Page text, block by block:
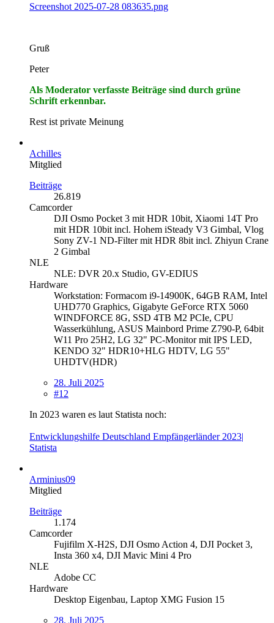
Screenshot 2025-07-28 083635.png
Gruß
Peter
Als Moderator verfasste Beiträge sind durch grüne
Schrift erkennbar.
Rest ist private Meinung
Achilles
Mitglied
Beiträge
26.819
Camcorder
DJI Osmo Pocket 3 mit HDR 10bit, Xiaomi 14T Pro
mit HDR 10bit incl. Hohem iSteady V3 Gimbal, Vlog
Sony ZV-1 ND-Filter mit HDR 8bit incl. Zhiyun Crane
2 Gimbal
NLE
NLE: DVR 20.x Studio, GV-EDIUS
Hardware
Workstation: Formacom i9-14900K, 64GB RAM, Intel
UHD770 Graphics, Gigabyte GeForce RTX 5060
WINDFORCE 8G, SSD 4TB M2 PCIe, CPU
Wasserkühlung, ASUS Mainbord Prime Z790-P, 64bit
W11 Pro 25H2, LG 32" PC-Monitor mit IPS LED,
KENDO 32" HDR10+HLG HDTV, LG 55"
UHDTV(HDR)
28. Juli 2025
#12
In 2023 waren es laut Statista noch:
Entwicklungshilfe Deutschland Empfängerländer 2023|
Statista
Arminius09
Mitglied
Beiträge
1.174
Camcorder
Fujifilm X-H2S, DJI Osmo Action 4, DJI Pocket 3,
Insta 360 x4, DJI Mavic Mini 4 Pro
NLE
Adobe CC
Hardware
Desktop Eigenbau, Laptop XMG Fusion 15
28. Juli 2025